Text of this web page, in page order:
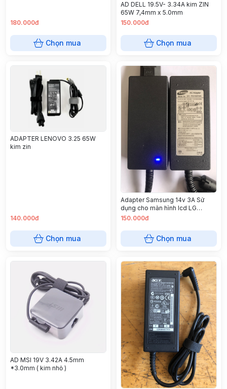
180.000đ
Chọn mua
AD DELL 19.5V- 3.34A kim ZIN
65W 7,4mm x 5.0mm
150.000đ
Chọn mua
ADAPTER LENOVO 3.25 65W
kim zin
140.000đ
Chọn mua
Adapter Samsung 14v 3A Sử
dụng cho màn hình lcd LG
,Samsung
150.000đ
Chọn mua
AD MSI 19V 3.42A 4.5mm
*3.0mm ( kim nhỏ )